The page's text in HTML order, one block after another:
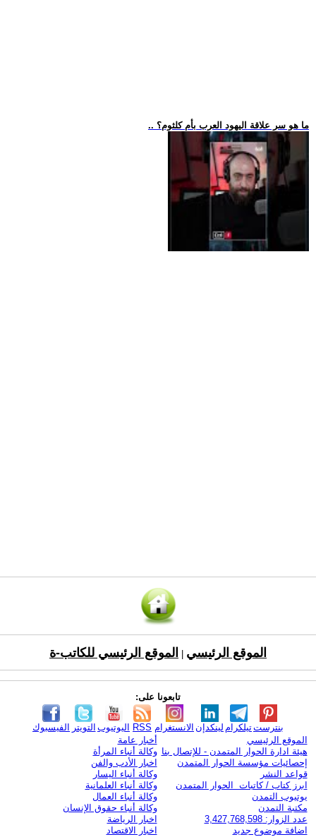
.. ما هو سر علاقة اليهود العرب بأم كلثوم؟
الموقع الرئيسي الموقع الرئيسي للكاتب-ة
تابعونا على:
الفيسبوك التويتر اليوتيوب RSS الانستغرام لينكدإن تيلكرامبنترست
الموقع الرئيسي
هيئة ادارة الحوار المتمدن - للإتصال بنا
إحصائيات مؤسسة الحوار المتمدن
قواعد النشر
ابرز كتاب / كاتبات الحوار المتمدن
يوتيوب التمدن
مكتبة التمدن
عدد الزوار: 3,427,768,598
اضافة موضوع جديد
أخبار عامة
وكالة أنباء المرأة
اخبار الأدب والفن
وكالة أنباء اليسار
وكالة أنباء العلمانية
وكالة أنباء العمال
وكالة أنباء حقوق الإنسان
اخبار الرياضة
اخبار الاقتصاد